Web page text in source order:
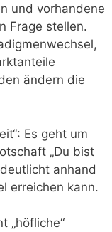
und vorhandene
Frage stellen.
ändern die
Es geht um
„Du bist
anhand
erreichen kann.
„höfliche“